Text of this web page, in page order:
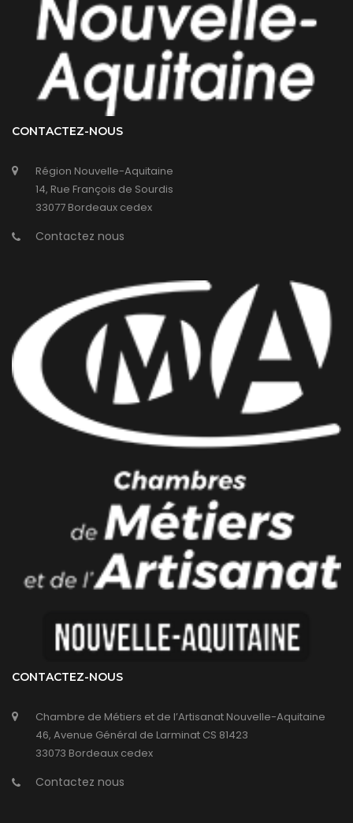
CONTACTEZ-NOUS
Région Nouvelle-Aquitaine
14, Rue François de Sourdis
33077 Bordeaux cedex
Contactez nous
CONTACTEZ-NOUS
Chambre de Métiers et de l’Artisanat Nouvelle-Aquitaine
46, Avenue Général de Larminat CS 81423
33073 Bordeaux cedex
Contactez nous